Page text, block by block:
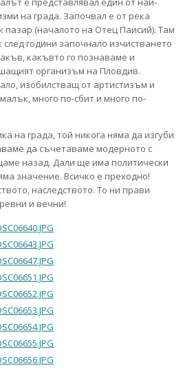
на града. Започвал е от река
пазар (началото на Отец Паисий). Там
години започнало изчистването
какъвто го познаваме и
организъм на Пловдив.
изобилстващ от артистизъм и
много по-сбит и много по-
на града, той никога няма да изгуби
да съчетаваме модерното с
назад. Дали ще има политически
значение. Всичко е преходно!
наследството. То ни прави
и вечни!